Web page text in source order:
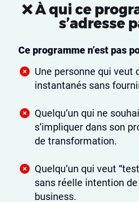
❌ À qui ce
s’adresse
Ce programme n’est pas
Une personne qui veut
instantanés sans
Quelqu’un qui ne
s’impliquer dans son
de transformation.
Quelqu’un qui veut
sans réelle intention
business.